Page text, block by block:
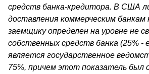
средств банка-кредитора. В США
доставления коммерческим банкам
заемщику опре­делен на уровне не
собственных средств банка (25% -
является государственное
75%, причем этот показатель был